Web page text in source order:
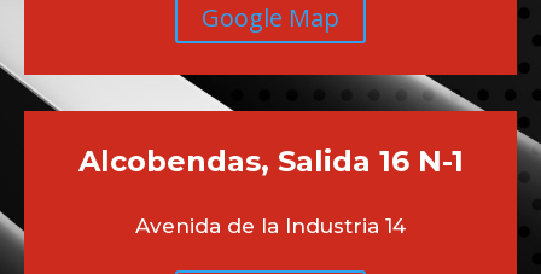
Google Map
Alcobendas, Salida 16 N-1
Avenida de la Industria 14